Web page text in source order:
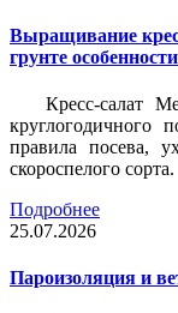
Выращивание
грунте
Кресс-салат
круглогодичного
правила посева,
скороспелого сорта.
Подробнее
25.07.2026
Пароизоляция и